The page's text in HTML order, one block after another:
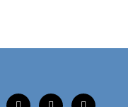
linkedinmobilemail